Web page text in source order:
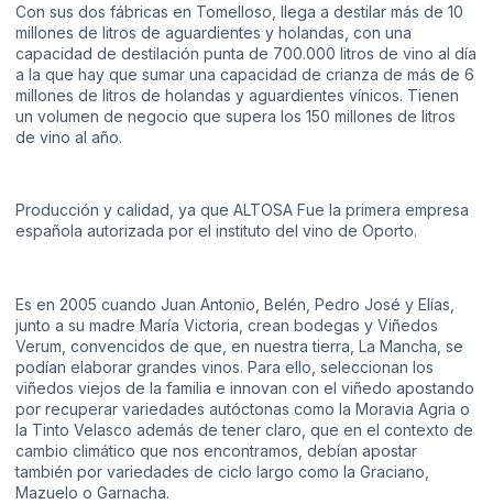
Con sus dos fábricas en Tomelloso, llega a destilar más de 10
millones de litros de aguardientes y holandas, con una
capacidad de destilación punta de 700.000 litros de vino al día
a la que hay que sumar una capacidad de crianza de más de 6
millones de litros de holandas y aguardientes vínicos. Tienen
un volumen de negocio que supera los 150 millones de litros
de vino al año.
Producción y calidad, ya que ALTOSA Fue la primera empresa
española autorizada por el instituto del vino de Oporto.
Es en 2005 cuando Juan Antonio, Belén, Pedro José y Elías,
junto a su madre María Victoria, crean bodegas y Viñedos
Verum, convencidos de que, en nuestra tierra, La Mancha, se
podían elaborar grandes vinos. Para ello, seleccionan los
viñedos viejos de la familia e innovan con el viñedo apostando
por recuperar variedades autóctonas como la Moravia Agria o
la Tinto Velasco además de tener claro, que en el contexto de
cambio climático que nos encontramos, debían apostar
también por variedades de ciclo largo como la Graciano,
Mazuelo o Garnacha.